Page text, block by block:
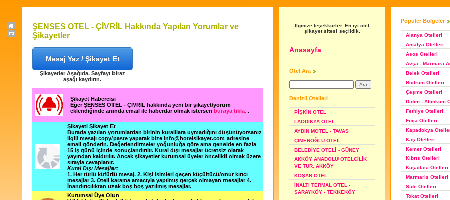
ŞENSES OTEL - ÇİVRİL Hakkında Yapılan Yorumlar ve
Şikayetler
Mesaj Yaz / Şikayet Et
Şikayetler Aşağıda. Sayfayı biraz
aşağı kaydırın.
Şikayet Habercisi
Eğer ŞENSES OTEL - ÇİVRİL hakkında yeni bir şikayet/yorum
eklendiğinde anında email ile haberdar olmak istersen buraya tıkla. .
Şikayeti Şikayet Et
Burada yazılan yorumlardan birinin kuralllara uymadığını düşünüyorsanız
ilgili mesajı copy/paste yaparak bize info@hotelsikayet.com adresine
email gönderin. Değerlendirmeler yoğunluğa göre ama genelde en fazla
15 iş günü içinde sonuçlandırılır. Kural dışı mesajlar ücretsiz olarak
yayından kaldırılır. Ancak şikayetler kurumsal üyeler öncelikli olmak üzere
sırayla cevaplanır.
Kural Dışı Mesajlar:
1. Her türlü küfürlü mesaj. 2. Kişi isimleri geçen küçültücü/onur kırıcı
mesajlar 3. Oteli karama amacıyla yapılmış gerçek olmayan mesajlar 4.
İnandırıcılıktan uzak boş boş yazılmış mesajlar.
Kurumsal Üye Olun
İlginize teşekkürler. En iyi otel
şikayet sitesi seçildik.
Anasayfa
Otel Ara
Denizli Otelleri
PİŞKİN OTEL
LAODİKYA OTEL
AYDIN MOTEL - TAVAS
ÇİMENOĞLU OTEL
BELEDİYE OTELİ - GÜNEY
AKKÖY ANADOLU OTELCİLİK
VE TUR. AKKÖY
KOŞAR OTEL
İNALTI TERMAL OTEL -
SARAYKÖY - TEKKEKÖY
Popüler Bölgeler
Alanya Otelleri
Antalya Otelleri
Asos Otelleri
Avşa - Marmara
Belek Otelleri
Bodrum Otelleri
Çeşme Otelleri
Didim - Altınkum
Fethiye Otelleri
Foça Otelleri
Kapadokya
Kaş Otelleri
Kemer Otelleri
Kıbrıs Otelleri
Kuşadası Otelleri
Marmaris Otelleri
Side Otelleri
Tokat Otelleri